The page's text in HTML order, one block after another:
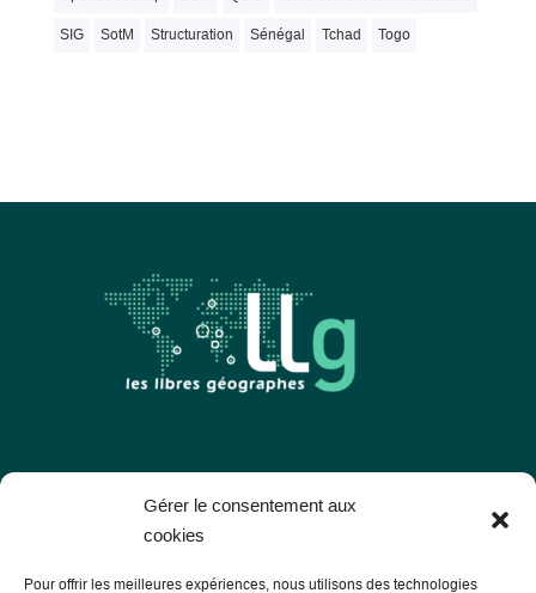
Gérer le consentement aux
cookies
Pour offrir les meilleures expériences, nous utilisons des technologies
SIG SotM Structuration Sénégal Tchad Togo
Les Libres Géographes